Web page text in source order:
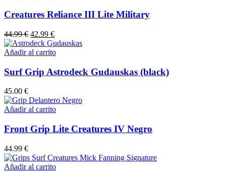
Creatures Reliance III Lite Military
44.99€ El
precio
original
44.99 €.
42.99 €El
precio
actual
42.99 €.
Añadir al carrito
Surf Grip Astrodeck Gudauskas (black)
45.00 €
Añadir al carrito
Front Grip Lite Creatures IV Negro
44.99 €
Añadir al carrito